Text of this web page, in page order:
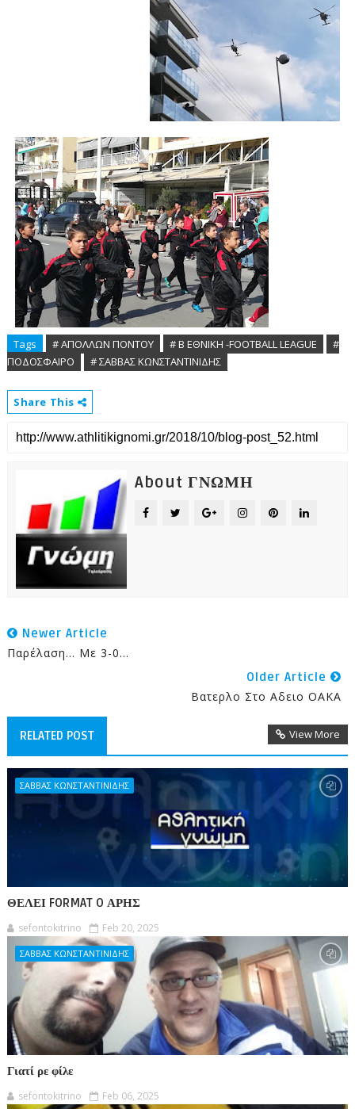
Tags # ΑΠΟΛΛΩΝ ΠΟΝΤΟΥ # Β ΕΘΝΙΚΗ -FOOTBALL LEAGUE
#
ΠΟΔΟΣΦΑΙΡΟ
# ΣΑΒΒΑΣ ΚΩΝΣΤΑΝΤΙΝΙΔΗΣ
Share This
About ΓΝΩΜΗ
Newer Article
Παρέλαση... Με 3-0...
Older Article
Βατερλο Στο Αδειο ΟΑΚΑ
RELATED POST View More
ΣΑΒΒΑΣ ΚΩΝΣΤΑΝΤΙΝΙΔΗΣ
ΘΕΛΕΙ FORMAT O ΑΡΗΣ
sefontokitrino Feb 20, 2025
ΣΑΒΒΑΣ ΚΩΝΣΤΑΝΤΙΝΙΔΗΣ
Γιατί ρε φίλε
sefontokitrino Feb 06, 2025